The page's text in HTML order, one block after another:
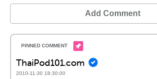
Add Comment
ThaiPod101.com
2010-11-30 18:30:00